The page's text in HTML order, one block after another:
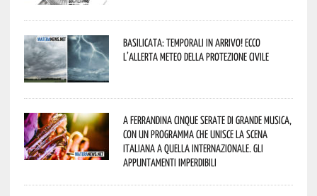
Basilicata: temporali in arrivo! Ecco
l’allerta meteo della Protezione civile
A Ferrandina cinque serate di grande musica,
con un programma che unisce la scena
italiana a quella internazionale. Gli
appuntamenti imperdibili